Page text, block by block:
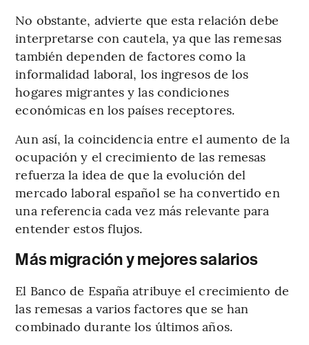
No obstante, advierte que esta relación debe
interpretarse con cautela, ya que las remesas
también dependen de factores como la
informalidad laboral, los ingresos de los
hogares migrantes y las condiciones
económicas en los países receptores.
Aun así, la coincidencia entre el aumento de la
ocupación y el crecimiento de las remesas
refuerza la idea de que la evolución del
mercado laboral español se ha convertido en
una referencia cada vez más relevante para
entender estos flujos.
Más migración y mejores salarios
El Banco de España atribuye el crecimiento de
las remesas a varios factores que se han
combinado durante los últimos años.